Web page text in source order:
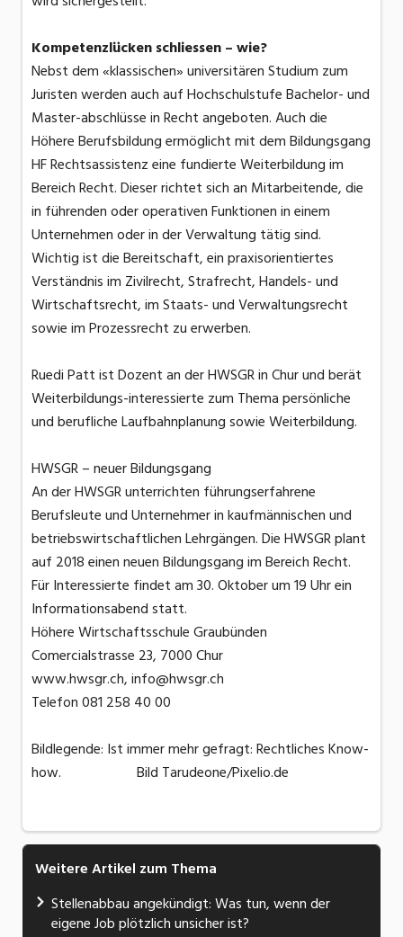
Kompetenzlücken schliessen – wie?
Nebst dem «klassischen» universitären Studium zum
Juristen werden auch auf Hochschulstufe Bachelor- und
Master-abschlüsse in Recht angeboten. Auch die
Höhere Berufsbildung ermöglicht mit dem Bildungsgang
HF Rechtsassistenz eine fundierte Weiterbildung im
Bereich Recht. Dieser richtet sich an Mitarbeitende, die
in führenden oder operativen Funktionen in einem
Unternehmen oder in der Verwaltung tätig sind.
Wichtig ist die Bereitschaft, ein praxisorientiertes
Verständnis im Zivilrecht, Strafrecht, Handels- und
Wirtschaftsrecht, im Staats- und Verwaltungsrecht
sowie im Prozessrecht zu erwerben.
Ruedi Patt ist Dozent an der HWSGR in Chur und berät
Weiterbildungs-interessierte zum Thema persönliche
und berufliche Laufbahnplanung sowie Weiterbildung.
HWSGR – neuer Bildungsgang
An der HWSGR unterrichten führungserfahrene
Berufsleute und Unternehmer in kaufmännischen und
betriebswirtschaftlichen Lehrgängen. Die HWSGR plant
auf 2018 einen neuen Bildungsgang im Bereich Recht.
Für Interessierte findet am 30. Oktober um 19 Uhr ein
Informationsabend statt.
Höhere Wirtschaftsschule Graubünden
Comercialstrasse 23, 7000 Chur
www.hwsgr.ch, info@hwsgr.ch
Telefon 081 258 40 00
Bildlegende: Ist immer mehr gefragt: Rechtliches Know-
how. Bild Tarudeone/Pixelio.de
Weitere Artikel zum Thema
Stellenabbau angekündigt: Was tun, wenn der
eigene Job plötzlich unsicher ist?